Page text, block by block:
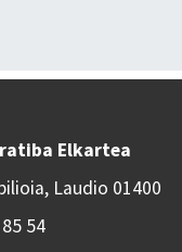
Elkartea
Laudio 01400
54